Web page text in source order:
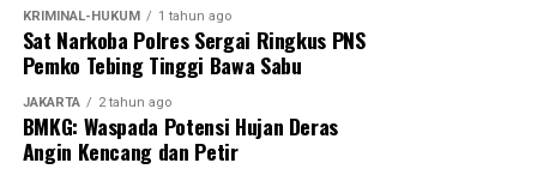
KRIMINAL-HUKUM 1 tahun ago
Sat Narkoba Polres Sergai Ringkus PNS
Pemko Tebing Tinggi Bawa Sabu
JAKARTA 2 tahun ago
BMKG: Waspada Potensi Hujan Deras
Angin Kencang dan Petir